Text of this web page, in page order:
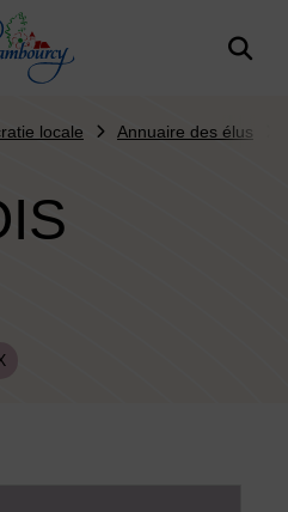
Retour à l'accueil
locale Annuaire des élus